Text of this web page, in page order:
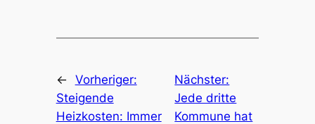
← Vorheriger:
Steigende
Heizkosten: Immer
Nächster:
Jede dritte
Kommune hat